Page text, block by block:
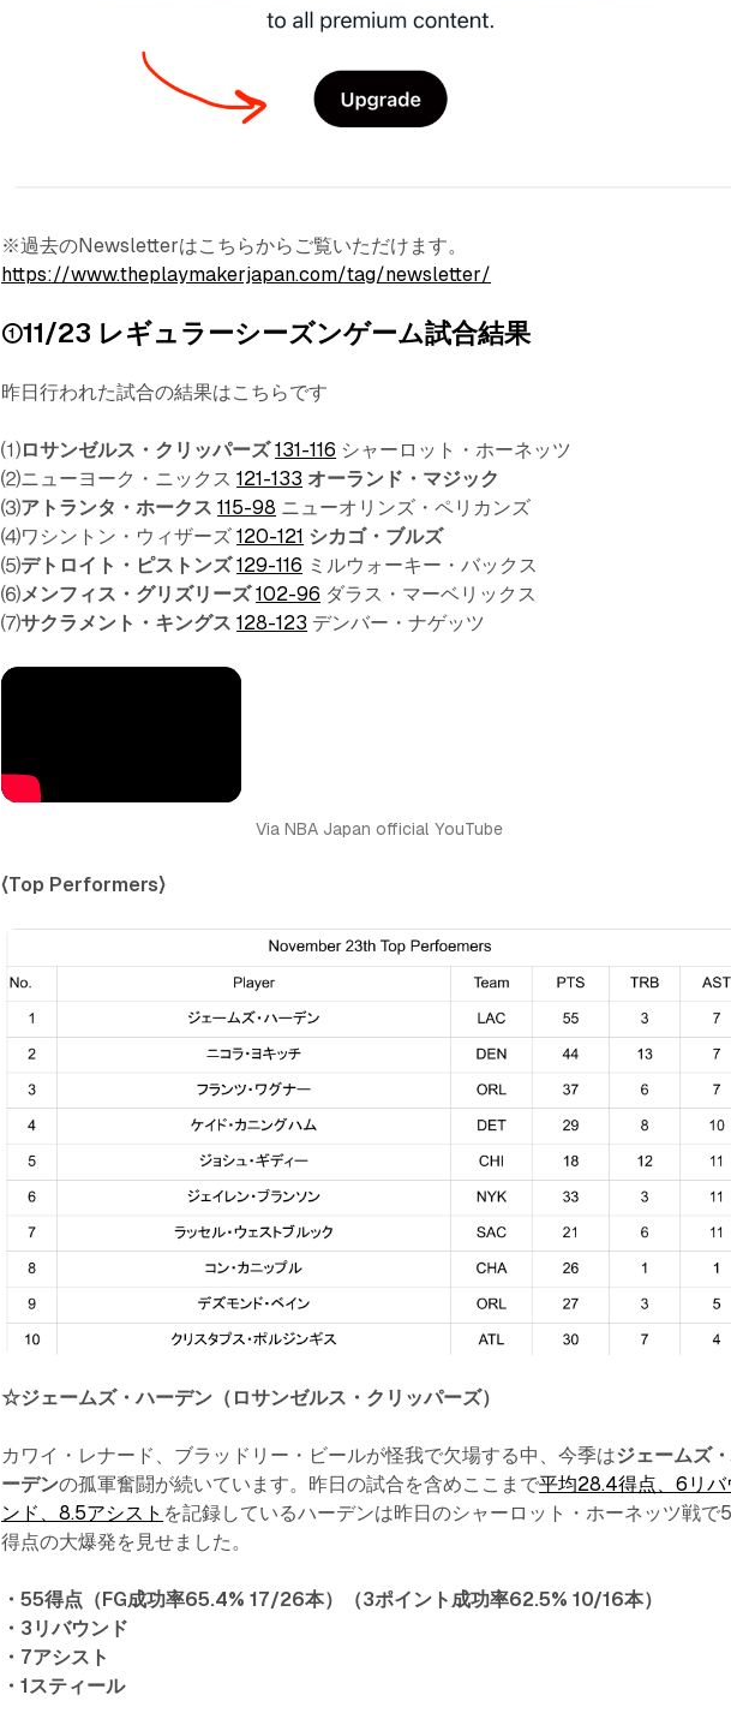
※過去のNewsletterはこちらからご覧いただけます。
https://www.theplaymakerjapan.com/tag/newsletter/
①11/23 レギュラーシーズンゲーム試合結果
昨日行われた試合の結果はこちらです
⑴ロサンゼルス・クリッパーズ131-116 シャーロット・ホーネッツ
⑵ニューヨーク・ニックス121-133 オーランド・マジック
⑶アトランタ・ホークス115-98 ニューオリンズ・ペリカンズ
⑷ワシントン・ウィザーズ120-121 シカゴ・ブルズ
⑸デトロイト・ピストンズ129-116 ミルウォーキー・バックス
⑹メンフィス・グリズリーズ 102-96 ダラス・マーベリックス
⑺サクラメント・キングス128-123 デンバー・ナゲッツ
Via NBA Japan official YouTube
〈Top Performers〉
☆ジェームズ・ハーデン（ロサンゼルス・クリッパーズ）
カワイ・レナード、ブラッドリー・ビールが怪我で欠場する中、今季はジェームズ
ーデンの孤軍奮闘が続いています。昨日の試合を含めここまで平均28.4得点、6リバ
ンド、8.5アシスト を記録しているハーデンは昨日のシャーロット・ホーネッツ戦で
得点の大爆発を見せました。
・55得点（FG成功率65.4% 17/26本）（3ポイント成功率62.5% 10/16本）
・3リバウンド
・7アシスト
・1スティール